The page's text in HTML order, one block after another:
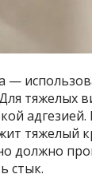
—
тяжелых
адгезией.
тяжелый
должно
стык.